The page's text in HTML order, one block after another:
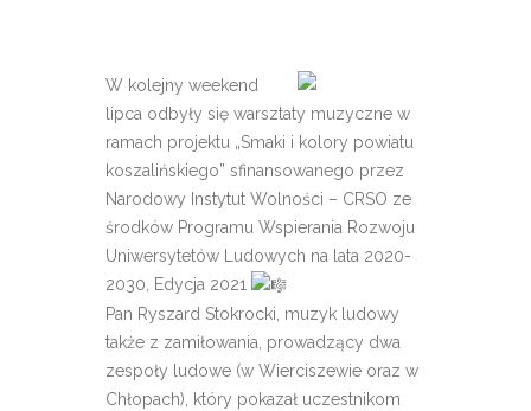
W kolejny weekend
lipca odbyły się warsztaty muzyczne w
ramach projektu „Smaki i kolory powiatu
koszalińskiego” sfinansowanego przez
Narodowy Instytut Wolności – CRSO ze
środków Programu Wspierania Rozwoju
Uniwersytetów Ludowych na lata 2020-
2030, Edycja 2021
Pan Ryszard Stokrocki, muzyk ludowy
także z zamiłowania, prowadzący dwa
zespoły ludowe (w Wierciszewie oraz w
Chłopach), który pokazał uczestnikom